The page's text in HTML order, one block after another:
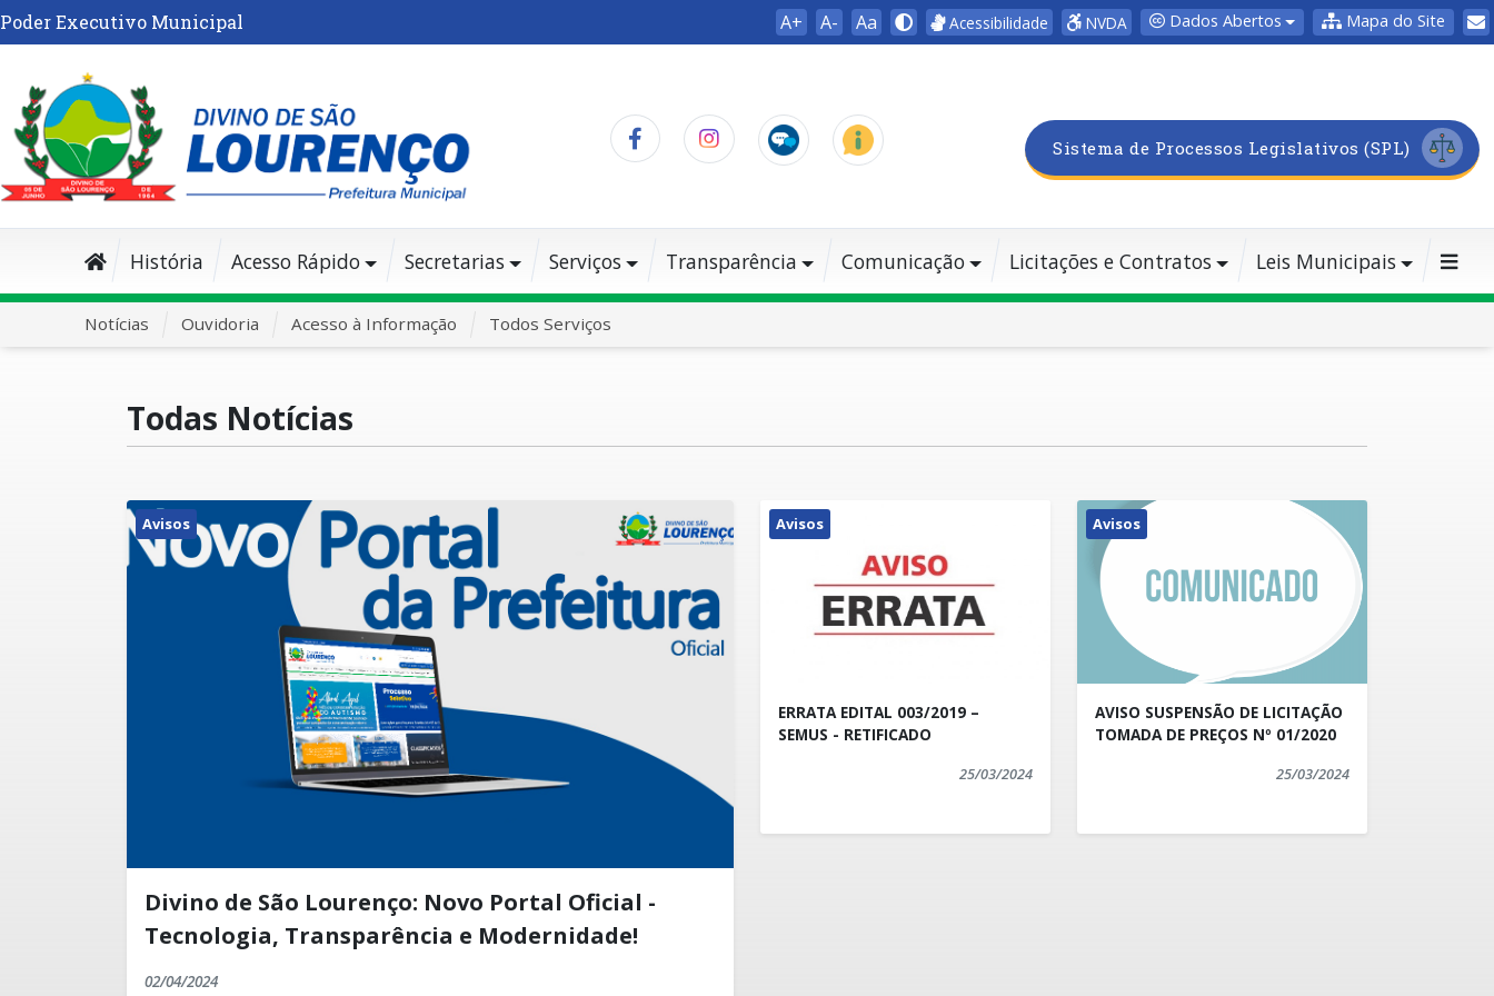
Poder Executivo Municipal A+ A- Aa Acessibilidade NVDA Dados Abertos Mapa do Site
Sistema de Processos Legislativos (SPL)
História Acesso Rápido Secretarias Serviços Transparência Comunicação Licitações e Contratos Leis Municipais
Notícias Ouvidoria Acesso à Informação Todos Serviços
Todas Notícias
Avisos
Divino de São Lourenço: Novo Portal Oficial -
Tecnologia, Transparência e Modernidade!
02/04/2024
Avisos
ERRATA EDITAL 003/2019 –
SEMUS - RETIFICADO
25/03/2024
Avisos
AVISO SUSPENSÃO DE LICITAÇÃO
TOMADA DE PREÇOS Nº 01/2020
25/03/2024